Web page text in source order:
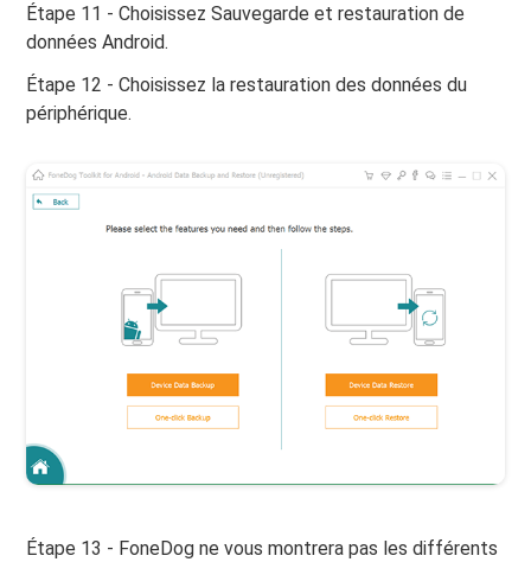
Étape 11 - Choisissez Sauvegarde et restauration de
données Android.
Étape 12 - Choisissez la restauration des données du
périphérique.
Étape 13 - FoneDog ne vous montrera pas les différents